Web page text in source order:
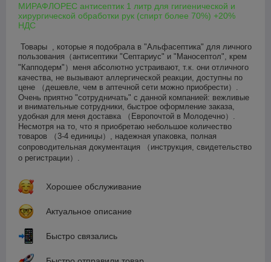
МИРАФЛОРЕС антисептик 1 литр для гигиенической и
хирургической обработки рук (спирт более 70%) +20%
НДС
Товары  , которые я подобрала в "Альфасептика" для личного
пользования（антисептики "Септариус" и "Маносептол", крем
"Капподерм"）меня абсолютно устраивают, т.к. они отличного
качества, не вызывают аллергической реакции, доступны по
цене （дешевле, чем в аптечной сети можно приобрести）.
Очень приятно "сотрудничать" с данной компанией: вежливые
и внимательные сотрудники, быстрое оформление заказа,
удобная для меня доставка （Европочтой в Молодечно）.
Несмотря на то, что я приобретаю небольшое количество
товаров （3-4 единицы）, надежная упаковка, полная
сопроводительная документация （инструкция, свидетельство
о регистрации）.
Хорошее обслуживание
Актуальное описание
Быстро связались